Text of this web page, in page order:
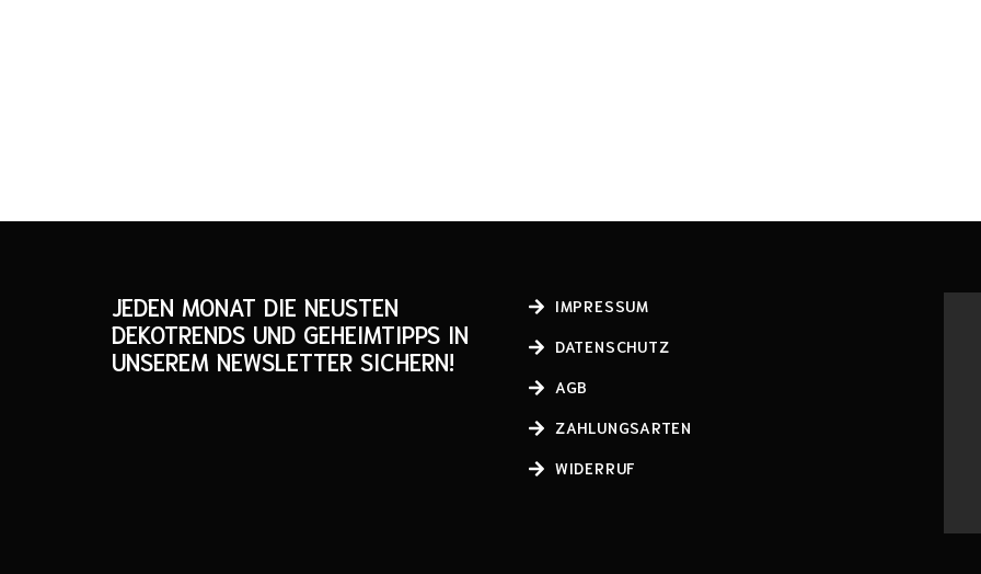
JEDEN MONAT DIE NEUSTEN
DEKOTRENDS UND GEHEIMTIPPS IN
UNSEREM NEWSLETTER SICHERN!
IMPRESSUM
DATENSCHUTZ
AGB
ZAHLUNGSARTEN
WIDERRUF